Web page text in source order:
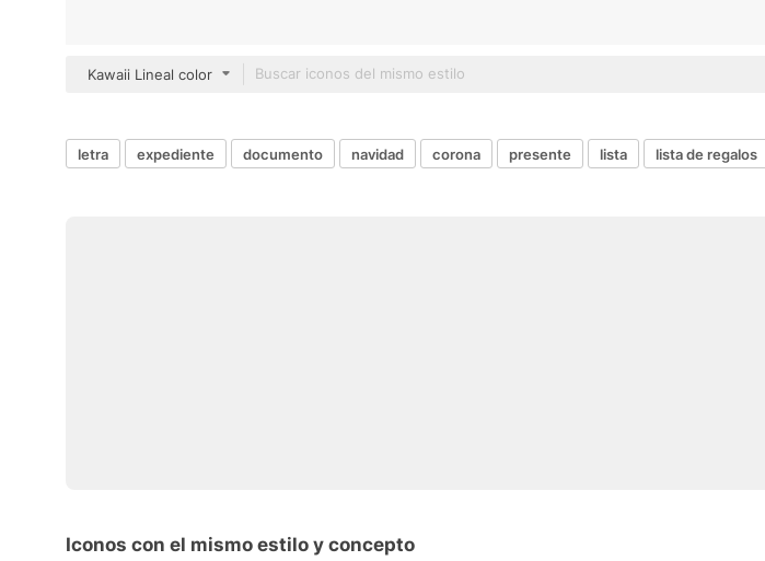
Kawaii Lineal color
letra expediente documento navidad corona presente lista lista de regalos
Iconos con el mismo estilo y concepto